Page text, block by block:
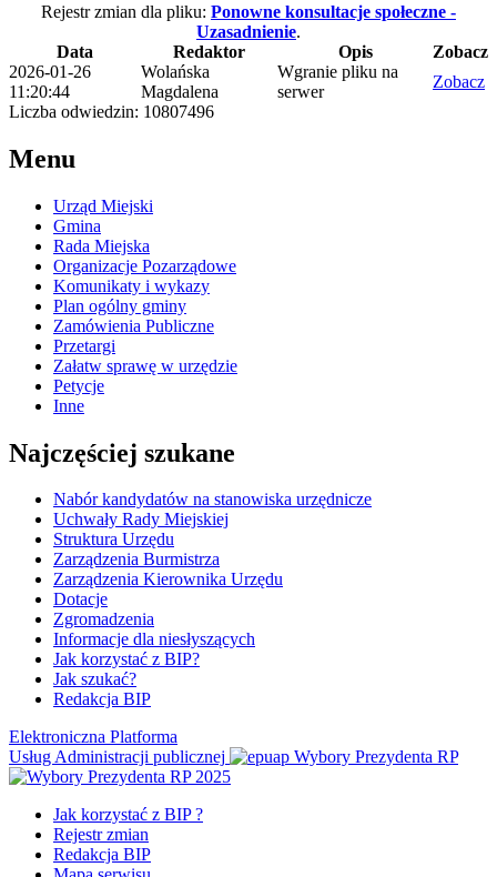
Rejestr zmian dla pliku: Ponowne konsultacje społeczne -
Uzasadnienie.
Data
Redaktor Opis
Zobacz
2026-01-26
11:20:44
Wolańska
Magdalena
Wgranie pliku na
serwer
Zobacz
Liczba odwiedzin: 10807496
Menu
Urząd Miejski
Gmina
Rada Miejska
Organizacje Pozarządowe
Komunikaty i wykazy
Plan ogólny gminy
Zamówienia Publiczne
Przetargi
Załatw sprawę w urzędzie
Petycje
Inne
Najczęściej szukane
Nabór kandydatów na stanowiska urzędnicze
Uchwały Rady Miejskiej
Struktura Urzędu
Zarządzenia Burmistrza
Zarządzenia Kierownika Urzędu
Dotacje
Zgromadzenia
Informacje dla niesłyszących
Jak korzystać z BIP?
Jak szukać?
Redakcja BIP
Elektroniczna Platforma
Usług Administracji publicznej
Wybory Prezydenta RP
Jak korzystać z BIP ?
Rejestr zmian
Redakcja BIP